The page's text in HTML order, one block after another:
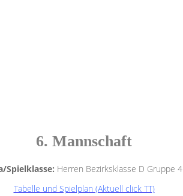
6. Mannschaft
Spielklasse: Herren Bezirksklasse D Gruppe 4
Tabelle und Spielplan (Aktuell click TT)